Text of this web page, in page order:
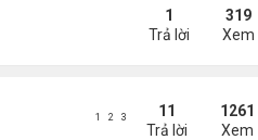
nước
1
Trả lời
319
Xem
triệu
11
Trả lời
1261
Xem
1 2 3